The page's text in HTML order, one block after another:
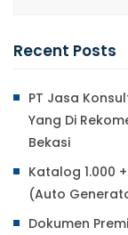
Recent Posts
PT Jasa
Yang Di
Bekasi
Katalog 1.000
(Auto
Dokumen